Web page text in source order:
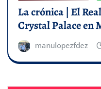
La crónica | El
Crystal Palace en
manulopezfdez